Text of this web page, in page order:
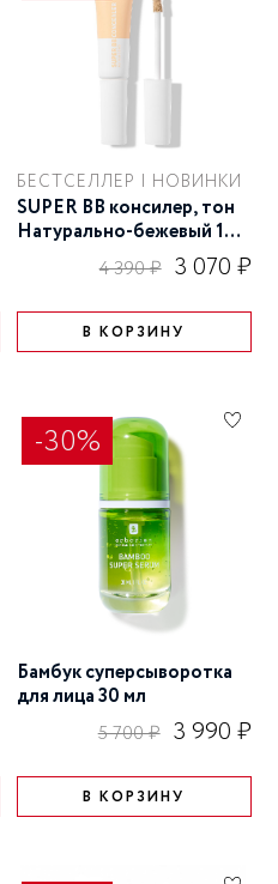
БЕСТСЕЛЛЕР | НОВИНКИ
SUPER BB консилер, тон
Натурально-бежевый 10
4 390 ₽ 3 070 ₽
В КОРЗИНУ
-30%
Бамбук суперсыворотка
для лица 30 мл
5 700 ₽ 3 990 ₽
В КОРЗИНУ